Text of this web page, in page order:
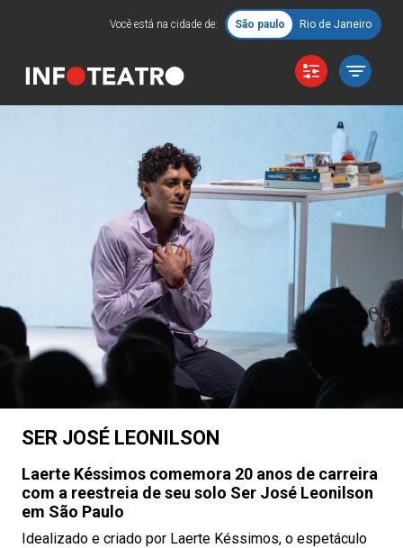
Você está na cidade de: São paulo Rio de Janeiro
SER JOSÉ LEONILSON
Laerte Késsimos comemora 20 anos de carreira
com a reestreia de seu solo Ser José Leonilson
em São Paulo
Idealizado e criado por Laerte Késsimos, o espetáculo